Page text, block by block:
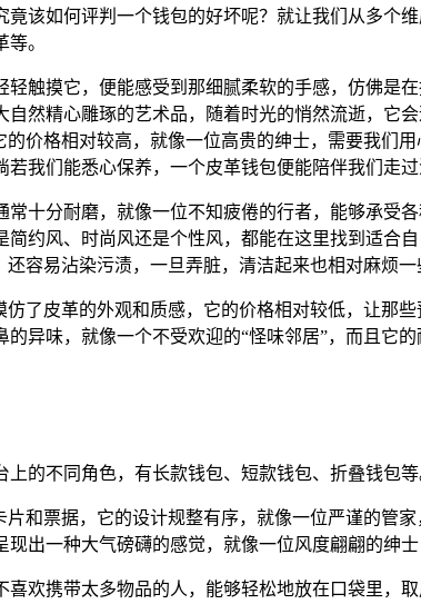
该如何评判一个钱包的好坏呢？就让我们从多个维
。
触摸它，便能感受到那细腻柔软的手感，仿佛是
然精心雕琢的艺术品，随着时光的悄然流逝，它
价格相对较高，就像一位高贵的绅士，需要我们
我们能悉心保养，一个皮革钱包便能陪伴我们走过
十分耐磨，就像一位不知疲倦的行者，能够承受
简约风、时尚风还是个性风，都能在这里找到适合
容易沾染污渍，一旦弄脏，清洁起来也相对麻烦一
了皮革的外观和质感，它的价格相对较低，让那
异味，就像一个不受欢迎的“怪味邻居”，而且它
的不同角色，有长款钱包、短款钱包、折叠钱包等
和票据，它的设计规整有序，就像一位严谨的管
出一种大气磅礴的感觉，就像一位风度翩翩的绅
欢携带太多物品的人，能够轻松地放在口袋里，